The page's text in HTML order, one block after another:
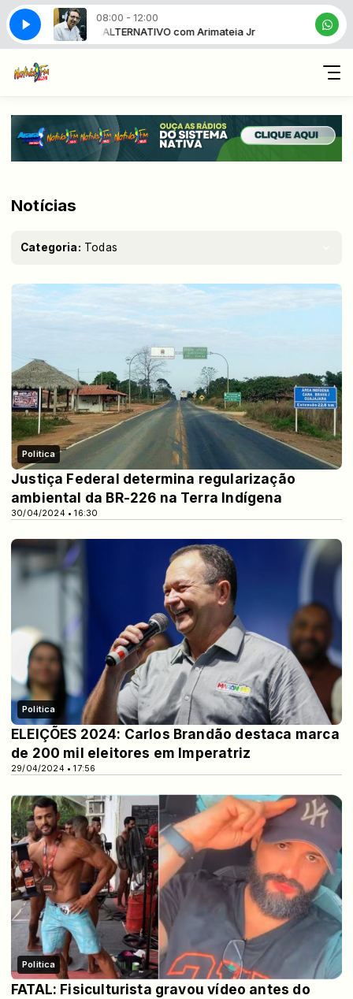
08:00 - 12:00
RÁDIO ALTERNATIVO com Arimateia Jr RÁDIO
Notícias
Categoria: Todas
Politica
30/04/2024 • 16:30
Justiça Federal determina regularização
ambiental da BR-226 na Terra Indígena
Politica
29/04/2024 • 17:56
ELEIÇÕES 2024: Carlos Brandão destaca marca
de 200 mil eleitores em Imperatriz
Politica
FATAL: Fisiculturista gravou vídeo antes do